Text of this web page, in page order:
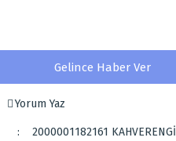
Gelince Haber Ver
Yorum Yaz
2000001182161 KAHVERENGİ